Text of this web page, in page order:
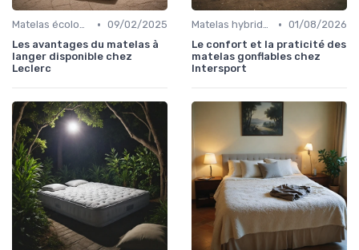
Matelas écologiques • 09/02/2025
Les avantages du matelas à
langer disponible chez
Leclerc
Matelas hybrides • 01/08/2026
Le confort et la praticité des
matelas gonflables chez
Intersport